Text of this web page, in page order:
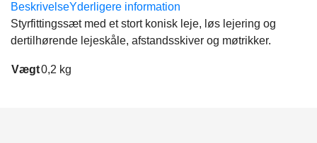
BeskrivelseYderligere information
Styrfittingssæt med et stort konisk leje, løs lejering og
dertilhørende lejeskåle, afstandsskiver og møtrikker.
Vægt0,2 kg